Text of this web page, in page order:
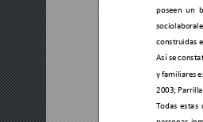
poseen un
construidas
Así se
y familiares
2003; Parril
Todas estas